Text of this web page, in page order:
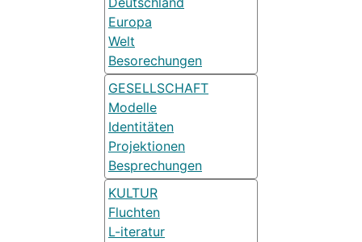
Europa
Welt
Besorechungen
GESELLSCHAFT
Modelle
Identitäten
Projektionen
Besprechungen
KULTUR
Fluchten
L-iteratur